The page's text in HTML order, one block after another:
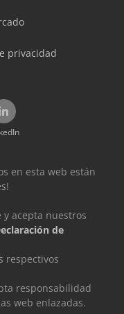
privacidad
en esta web están
acepta nuestros
de
respectivos
responsabilidad
web enlazadas.